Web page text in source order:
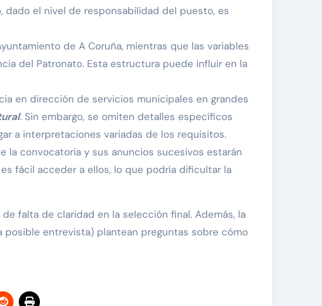
el nivel de responsabilidad del puesto, es
de A Coruña, mientras que las variables
del Patronato. Esta estructura puede influir en la
en dirección de servicios municipales en grandes
. Sin embargo, se omiten detalles específicos
a interpretaciones variadas de los requisitos.
la convocatoria y sus anuncios sucesivos estarán
fácil acceder a ellos, lo que podría dificultar la
falta de claridad en la selección final. Además, la
entrevista) plantean preguntas sobre cómo